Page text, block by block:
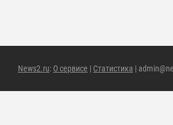
News2.ru: О сервисе | Статистика |